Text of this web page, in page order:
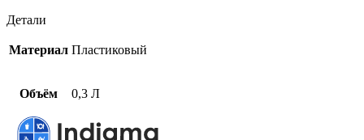
Детали
Материал Пластиковый
Объём 0,3 Л